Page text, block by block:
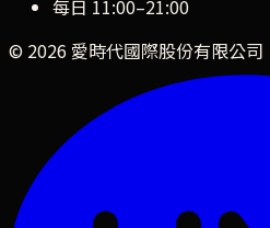
每日 11:00–21:00
© 2026 愛時代國際股份有限公司